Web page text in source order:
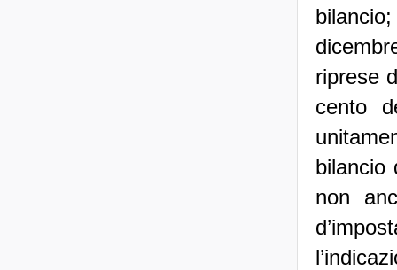
riprese
cento
bilancio
non